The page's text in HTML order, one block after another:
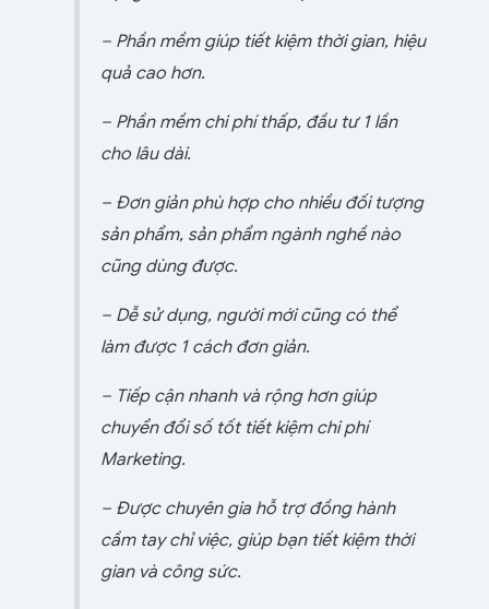
– Phần mềm giúp tiết kiệm thời gian, hiệu
quả cao hơn.
– Phần mềm chi phí thấp, đầu tư 1 lần
cho lâu dài.
– Đơn giản phù hợp cho nhiều đối tượng
sản phẩm, sản phẩm ngành nghề nào
cũng dùng được.
– Dễ sử dụng, người mới cũng có thể
làm được 1 cách đơn giản.
– Tiếp cận nhanh và rộng hơn giúp
chuyển đổi số tốt tiết kiệm chi phí
Marketing.
– Được chuyên gia hỗ trợ đồng hành
cầm tay chỉ việc, giúp bạn tiết kiệm thời
gian và công sức.